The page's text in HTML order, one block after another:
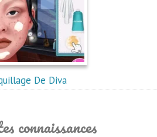
De Diva
connaissances